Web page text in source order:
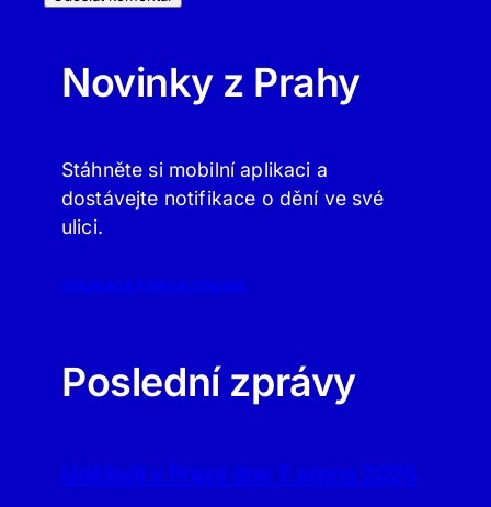
Novinky z Prahy
Stáhněte si mobilní aplikaci a
dostávejte notifikace o dění ve své
ulici.
APLIKACE PRAHA.ONLINE
Poslední zprávy
Události v Praze dne 7. srpna 2026